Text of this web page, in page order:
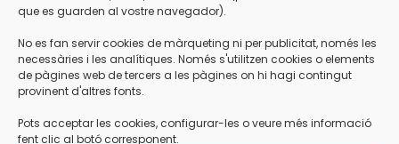
que es guarden al vostre navegador).
No es fan servir cookies de màrqueting ni per publicitat, només les
necessàries i les analítiques. Només s'utilitzen cookies o elements
de pàgines web de tercers a les pàgines on hi hagi contingut
provinent d'altres fonts.
Pots acceptar les cookies, configurar-les o veure més informació
fent clic al botó corresponent.
3r lloc en la categoria Afruitat Verd Mitjà als Premis dels
Millors Olis de Catalunya 2025
Aquests guardons se sumen també a la classificació
entre els Top 10 dels Premis Millors OOVE de Catalunya
Baronia de Cabacés entre els olis d’oliva verge extra